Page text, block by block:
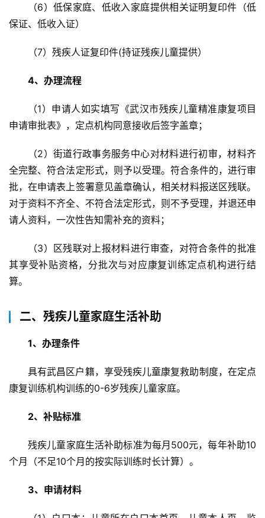
（6）低保家庭、低收入家庭提供相关证明复印件（低
保证、低收入证）
（7）残疾人证复印件(持证残疾儿童提供）
4、办理流程
（1）申请人如实填写《武汉市残疾儿童精准康复项目
申请审批表》，定点机构同意接收后签字盖章；
（2）街道行政事务服务中心对材料进行初审，材料齐
全完整、符合法定形式，则予以受理。符合条件的，进行审
批，在申请表上签署意见盖章确认，相关材料报送区残联。
对于资料不齐全、不符合法定形式，则不予受理，并退还申
请人资料，一次性告知需补充的资料；
（3）区残联对上报材料进行审查，对符合条件的批准
其享受补贴资格，分批次与对应康复训练定点机构进行结
算。
二、残疾儿童家庭生活补助
1、办理条件
具有武昌区户籍，享受残疾儿童康复救助制度，在定点
康复训练机构训练的0-6岁残疾儿童家庭。
2、补贴标准
残疾儿童家庭生活补助标准为每月500元，每年补助10
个月（不足10个月的按实际训练时长计算）。
3、申请材料